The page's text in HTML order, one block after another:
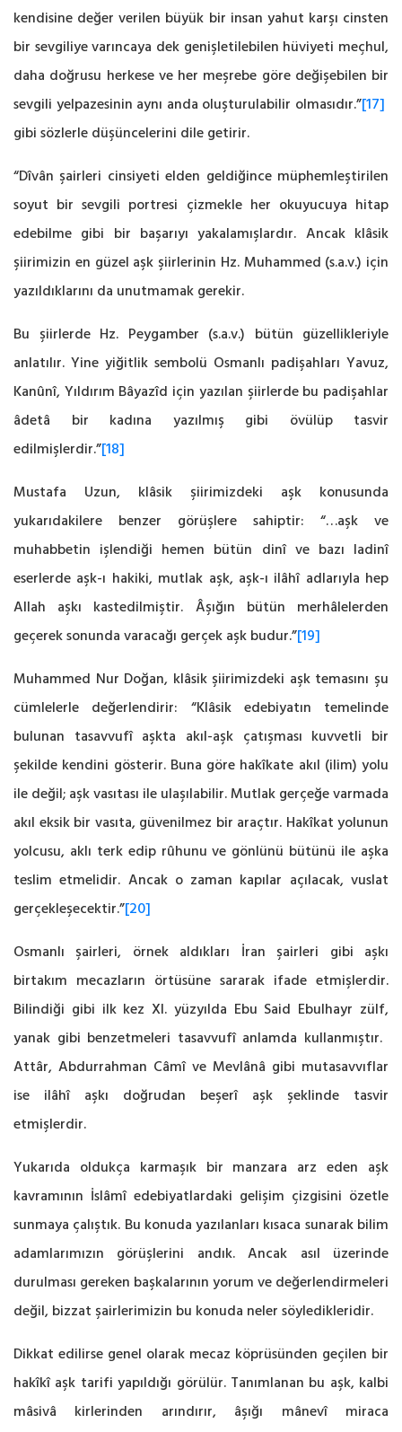
kendisine değer verilen büyük bir insan yahut karşı cinsten
bir ‎sevgiliye varıncaya dek genişletilebilen hüviyeti meçhul,
daha doğrusu herkese ve her meşrebe ‎göre değişebilen bir
sevgili yelpazesinin aynı anda oluşturulabilir olmasıdır.”‎[17]
gibi sözlerle ‎düşüncelerini dile getirir.
“Dîvân şairleri cinsiyeti elden geldiğince müphemleştirilen
‎soyut bir sevgili portresi çizmekle her okuyucuya hitap
edebilme gibi bir başarıyı ‎yakalamışlardır. Ancak klâsik
şiirimizin en güzel aşk şiirlerinin Hz. Muhammed (s.a.v.) için
‎yazıldıklarını da unutmamak gerekir.
Bu şiirlerde Hz. Peygamber (s.a.v.) bütün güzellikleriyle
‎anlatılır. Yine yiğitlik sembolü Osmanlı padişahları Yavuz,
Kanûnî, Yıldırım Bâyazîd için ‎yazılan şiirlerde bu padişahlar
âdetâ bir kadına yazılmış gibi övülüp tasvir
edilmişlerdir.‎”[18]
Mustafa Uzun, klâsik şiirimizdeki aşk konusunda
yukarıdakilere benzer ‎görüşlere sahiptir: “…aşk ve
muhabbetin işlendiği hemen bütün dinî ve bazı ladinî
eserlerde ‎aşk-ı hakiki, mutlak aşk, aşk-ı ilâhî adlarıyla hep
Allah aşkı kastedilmiştir. Âşığın bütün ‎merhâlelerden
geçerek sonunda varacağı gerçek aşk budur.”‎[19]
Muhammed Nur Doğan, klâsik şiirimizdeki aşk temasını şu
cümlelerle değerlendirir: ‎‎“Klâsik edebiyatın temelinde
bulunan tasavvufî aşkta akıl-aşk çatışması kuvvetli bir
şekilde ‎kendini gösterir. Buna göre hakîkate akıl (ilim) yolu
ile değil; aşk vasıtası ile ulaşılabilir. ‎Mutlak gerçeğe varmada
akıl eksik bir vasıta, güvenilmez bir araçtır. Hakîkat yolunun
yolcusu, ‎aklı terk edip rûhunu ve gönlünü bütünü ile aşka
teslim etmelidir. Ancak o zaman kapılar ‎açılacak, vuslat
gerçekleşecektir.”[20]
Osmanlı şairleri, örnek aldıkları İran şairleri gibi aşkı
birtakım mecazların örtüsüne ‎sararak ifade etmişlerdir.
Bilindiği gibi ilk kez XI. yüzyılda Ebu Said Ebulhayr zülf,
yanak gibi ‎benzetmeleri tasavvufî anlamda kullanmıştır.‎ ‎
Attâr, Abdurrahman Câmî ve Mevlânâ gibi ‎mutasavvıflar
ise ilâhî aşkı doğrudan beşerî aşk şeklinde tasvir
etmişlerdir.‎
Yukarıda oldukça karmaşık bir manzara arz eden aşk
kavramının İslâmî edebiyatlardaki gelişim çizgisini özetle
sunmaya ‎çalıştık. Bu konuda yazılanları kısaca sunarak bilim
adamlarımızın görüşlerini andık. Ancak asıl ‎üzerinde
durulması gereken başkalarının yorum ve değerlendirmeleri
değil, bizzat şairlerimizin ‎bu konuda neler söyledikleridir. ‎
Dikkat edilirse genel olarak mecaz köprüsünden geçilen bir
hakîkî aşk ‎tarifi yapıldığı görülür. Tanımlanan bu aşk, kalbi
mâsivâ kirlerinden arındırır, âşığı mânevî miraca